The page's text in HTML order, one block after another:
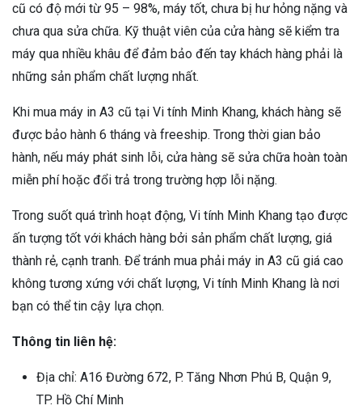
cũ có độ mới từ 95 – 98%, máy tốt, chưa bị hư hỏng nặng và
chưa qua sửa chữa. Kỹ thuật viên của cửa hàng sẽ kiểm tra
máy qua nhiều khâu để đảm bảo đến tay khách hàng phải là
những sản phẩm chất lượng nhất.
Khi mua máy in A3 cũ tại Vi tính Minh Khang, khách hàng sẽ
được bảo hành 6 tháng và freeship. Trong thời gian bảo
hành, nếu máy phát sinh lỗi, cửa hàng sẽ sửa chữa hoàn toàn
miễn phí hoặc đổi trả trong trường hợp lỗi nặng.
Trong suốt quá trình hoạt động, Vi tính Minh Khang tạo được
ấn tượng tốt với khách hàng bởi sản phẩm chất lượng, giá
thành rẻ, cạnh tranh. Để tránh mua phải máy in A3 cũ giá cao
không tương xứng với chất lượng, Vi tính Minh Khang là nơi
bạn có thể tin cậy lựa chọn.
Thông tin liên hệ:
Địa chỉ: A16 Đường 672, P. Tăng Nhơn Phú B, Quận 9,
TP. Hồ Chí Minh